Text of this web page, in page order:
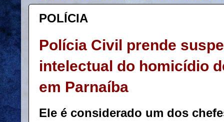
POLÍCIA
Polícia Civil prende
intelectual do homicídio
em Parnaíba
Ele é considerado um dos